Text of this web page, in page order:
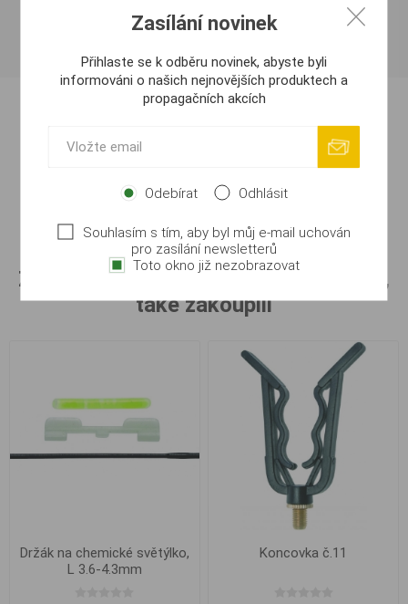
Zákazníci, kteří koupili tento produkt,
také zakoupili
Držák na chemické světýlko,
L 3.6-4.3mm
Koncovka č.11
Zasílání novinek
Přihlaste se k odběru novinek, abyste byli
informováni o našich nejnovějších produktech a
propagačních akcích
Odebírat Odhlásit
Souhlasím s tím, aby byl můj e-mail uchován
pro zasílání newsletterů
Toto okno již nezobrazovat